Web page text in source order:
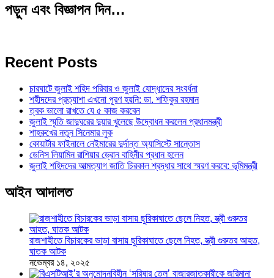
পড়ুন এবং বিজ্ঞাপন দিন…
Recent Posts
চারঘাটে জুলাই শহিদ পরিবার ও জুলাই যোদ্ধাদের সংবর্ধনা
শহীদদের প্রত্যাশা এখনো পূরণ হয়নি: ডা. শফিকুর রহমান
ত্বক ভালো রাখতে যে ৫ কাজ করবেন
জুলাই স্মৃতি জাদুঘরের দুয়ার খুলেছে উদ্বোধন করলেন প্রধানমন্ত্রী
শাহরুখের নতুন সিনেমার লুক
কোয়ার্টার ফাইনালে নেইমারের দুর্দান্ত অ্যাসিস্টে সান্তোস
ডেনিস লিয়ামিন রাশিয়ার ড্রোন বাহিনীর প্রধান হলেন
জুলাই শহিদদের আত্মত্যাগ জাতি চিরকাল শ্রদ্ধার সাথে স্মরণ করবে: ভূমিমন্ত্রী
আইন আদালত
রাজশাহীতে বিচারকের ভাড়া বাসায় ছুরিকাঘাতে ছেলে নিহত, স্ত্রী গুরুতর আহত,
ঘাতক আটক
নভেম্বর ১৪, ২০২৫